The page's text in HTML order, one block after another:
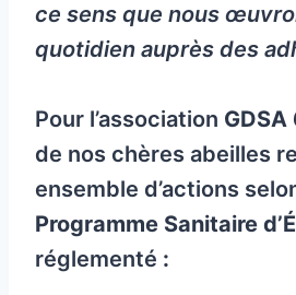
ce sens que nous
quotidien auprès des
Pour l’association GDSA
de nos chères abeilles
ensemble d’actions
Programme Sanitaire
réglementé :